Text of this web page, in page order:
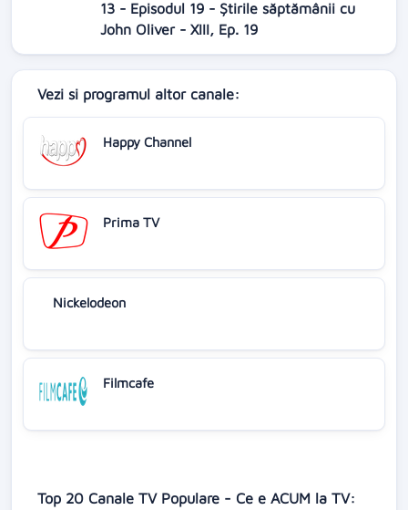
13 - Episodul 19 - Știrile săptămânii cu
John Oliver - XIII, Ep. 19
Vezi si programul altor canale:
Happy Channel
Prima TV
Nickelodeon
Filmcafe
Top 20 Canale TV Populare - Ce e ACUM la TV: